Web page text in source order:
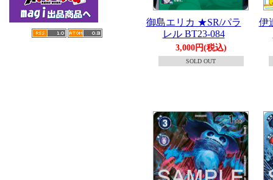
御島エリカ ★SR/パラ
レル BT23-084
3,000円(税込)
SOLD OUT
伊